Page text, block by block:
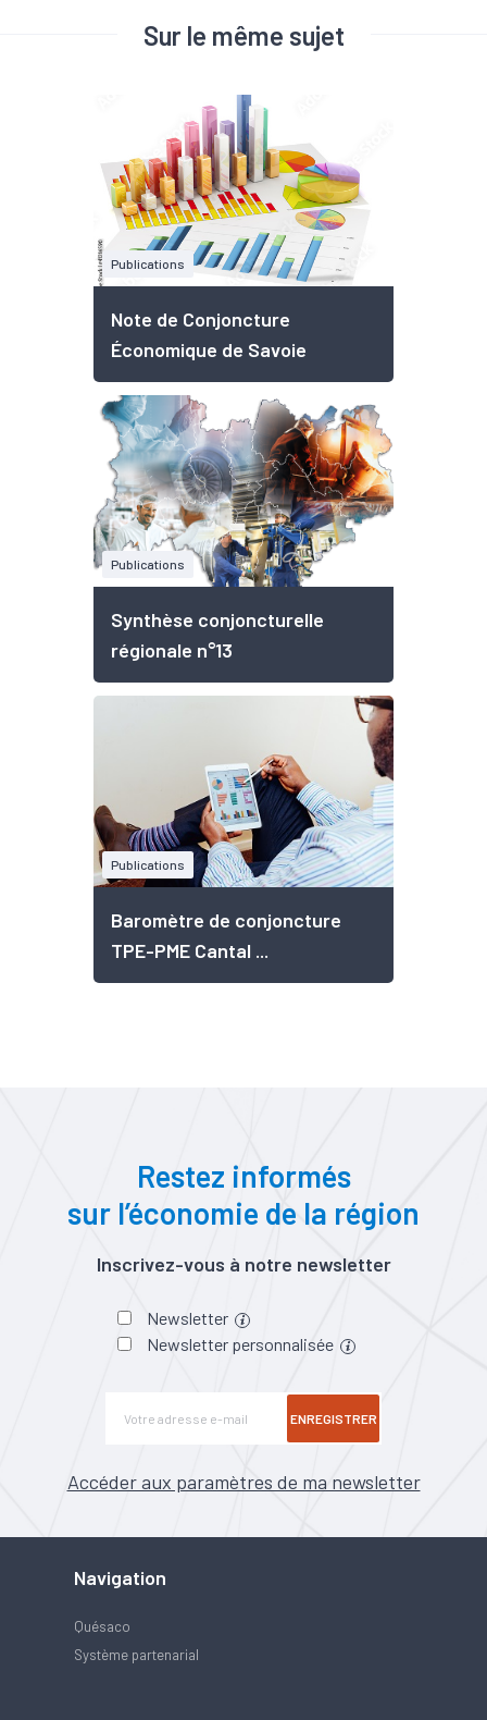
Sur le même sujet
Publications
Note de Conjoncture
Économique de Savoie
Publications
Synthèse conjoncturelle
régionale n°13
Publications
Baromètre de conjoncture
TPE-PME Cantal ...
Restez informés
sur l’économie de la région
Inscrivez-vous à notre newsletter
Newsletter
Newsletter personnalisée
ENREGISTRER
Accéder aux paramètres de ma newsletter
Navigation
Quésaco
Système partenarial